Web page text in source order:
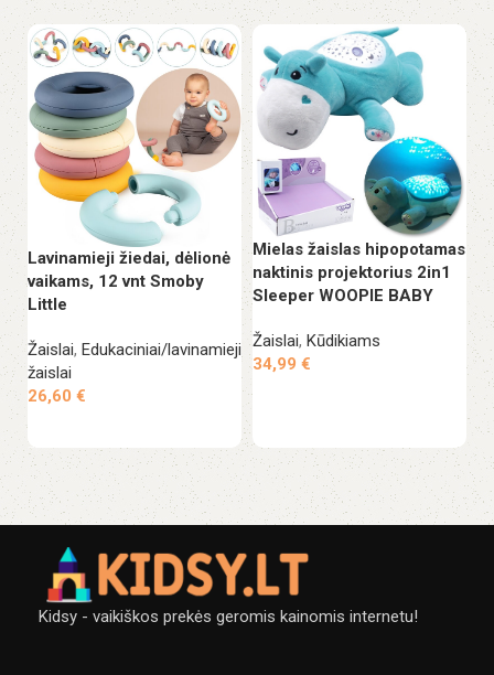
Lavinamieji žiedai, dėlionė
vaikams, 12 vnt Smoby
Little
Žaislai, Edukaciniai/lavinamieji
žaislai
26,60 €
Mielas žaislas hipopotamas
naktinis projektorius 2in1
Sleeper WOOPIE BABY
Žaislai, Kūdikiams
34,99 €
Kidsy - vaikiškos prekės geromis kainomis internetu!